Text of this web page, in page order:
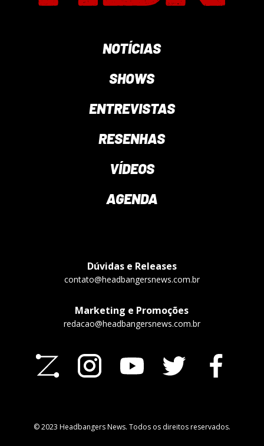
NOTÍCIAS
SHOWS
ENTREVISTAS
RESENHAS
VÍDEOS
AGENDA
Dúvidas e Releases
contato@headbangersnews.com.br
Marketing e Promoções
redacao@headbangersnews.com.br
© 2023 Headbangers News. Todos os direitos reservados.